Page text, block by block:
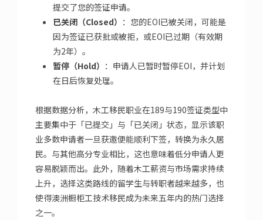
提交了您的签证申请。
已关闭（Closed） ：您的EOI已被关闭，可能是
因为签证已获批或被拒，或EOI已过期（有效期
为2年）。
暂停（Hold） ：申请人已暂时暂停EOI，并计划
在日后恢复处理。
根据数据分析，木工移民职业在189与190签证类型中
主要集中于「已提交」与「已关闭」状态，显示该职
业多数申请者一旦获邀便能顺利下签，转换为永久居
民。与其他高分专业相比，这也意味着低分申请人更
容易脱颖而出。此外，随着木工薪资与市场需求持续
上升，选择这类路线的留学生与转职者越来越多，也
使得澳洲橱柜工技术移民成为未来五年内的热门选择
之一。